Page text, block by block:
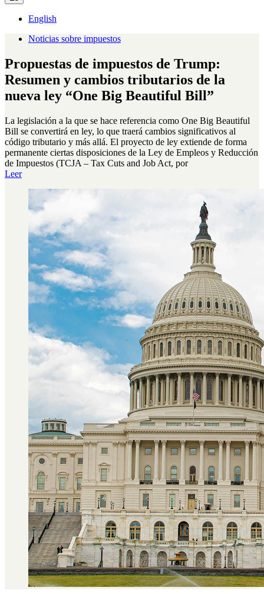
English
Noticias sobre impuestos
Propuestas de impuestos de Trump:
Resumen y cambios tributarios de la
nueva ley “One Big Beautiful Bill”
La legislación a la que se hace referencia como One Big Beautiful
Bill se convertirá en ley, lo que traerá cambios significativos al
código tributario y más allá. El proyecto de ley extiende de forma
permanente ciertas disposiciones de la Ley de Empleos y Reducción
de Impuestos (TCJA – Tax Cuts and Job Act, por
Leer